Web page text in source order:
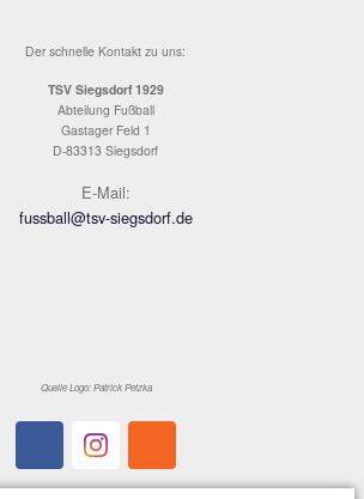
nicht mehr viel, Christian
einem der wenigen Konter der
das Tor per Volleyschuss
gelang aber den Gästen aus
dann doch noch der glückliche
Jonas Neuhofer wurde
besser leben kann.